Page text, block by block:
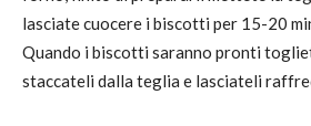
lasciate cuocere i biscotti per 15-20
Quando i biscotti saranno pronti
staccateli dalla teglia e lasciateli